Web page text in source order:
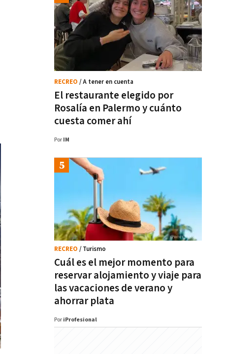
El restaurante elegido por
Rosalía en Palermo y cuánto
cuesta comer ahí
RECREO / A tener en cuenta
Por IM
Cuál es el mejor momento para
reservar alojamiento y viaje para
las vacaciones de verano y
ahorrar plata
RECREO / Turismo
Por iProfesional